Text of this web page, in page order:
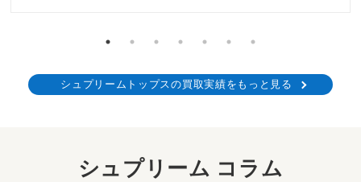
シュプリームトップスの買取実績をもっと見る
シュプリーム コラム